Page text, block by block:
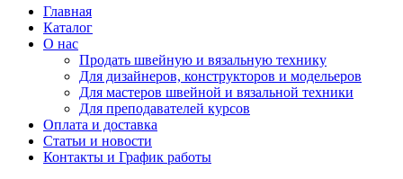
Главная
Каталог
О нас
Продать швейную и вязальную технику
Для дизайнеров, конструкторов и модельеров
Для мастеров швейной и вязальной техники
Для преподавателей курсов
Оплата и доставка
Статьи и новости
Контакты и График работы